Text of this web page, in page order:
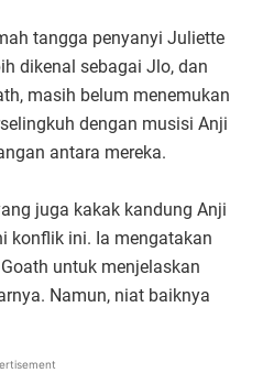
tangga penyanyi Juliette
dikenal sebagai Jlo, dan
masih belum menemukan
dengan musisi Anji
antara mereka.
juga kakak kandung Anji
konflik ini. Ia mengatakan
untuk menjelaskan
Namun, niat baiknya